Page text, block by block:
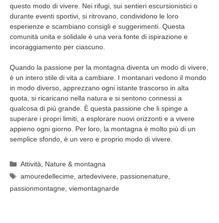
questo modo di vivere. Nei rifugi, sui sentieri escursionistici o
durante eventi sportivi, si ritrovano, condividono le loro
esperienze e scambiano consigli e suggerimenti. Questa
comunità unita e solidale è una vera fonte di ispirazione e
incoraggiamento per ciascuno.
Quando la passione per la montagna diventa un modo di vivere,
è un intero stile di vita a cambiare. I montanari vedono il mondo
in modo diverso, apprezzano ogni istante trascorso in alta
quota, si ricaricano nella natura e si sentono connessi a
qualcosa di più grande. È questa passione che li spinge a
superare i propri limiti, a esplorare nuovi orizzonti e a vivere
appieno ogni giorno. Per loro, la montagna è molto più di un
semplice sfondo, è un vero e proprio modo di vivere.
Categorie
Attività
Nature & montagna
Tag
amouredellecime ,artedevivere passionenature
passionmontagne viemontagnarde